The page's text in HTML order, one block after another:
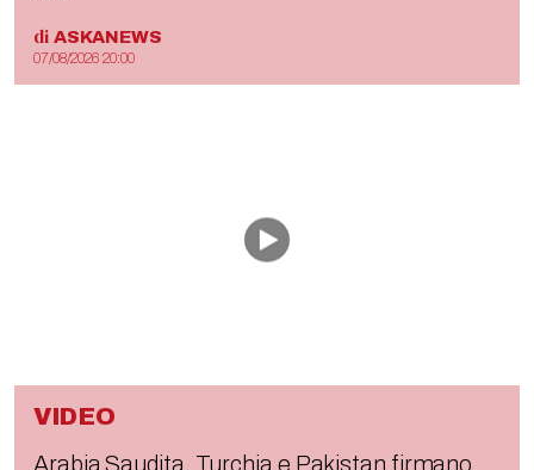
di ASKANEWS
07/08/2026 20:00
VIDEO
Arabia Saudita, Turchia e Pakistan firmano